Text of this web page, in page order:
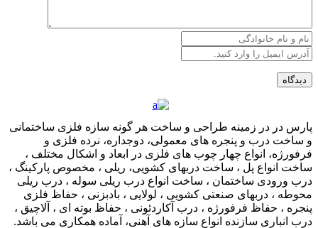
پارس در در زمینه طراحی و ساخت هر گونه سازه فلزی ساختمانی
و ساخت درب و پنجره های معمولی، دوجداره، نرده فلزی و
فرفورژه، انواع چهار چوب های فلزی در ابعاد و اشکال مختلف ،
ساخت انواع پل ، ساخت دربهای کشویی، ریلی ، مخصوص پارکینگ ،
درب ورودی ساختمان ، ساخت انواع درب ریلی سوله ، درب ریلی
محوطه ، دربهای صنعتی کشویی ، لولایی ، بادبزنی ، حفاظ فلزی
پنجره ، حفاظ فرفورژه ، درب آکاردئونی ، حفاظ بوته ای ، آلاچیق ،
درب انباری سازنده انواع سازه های آهنی، آماده همکاری می باشد.